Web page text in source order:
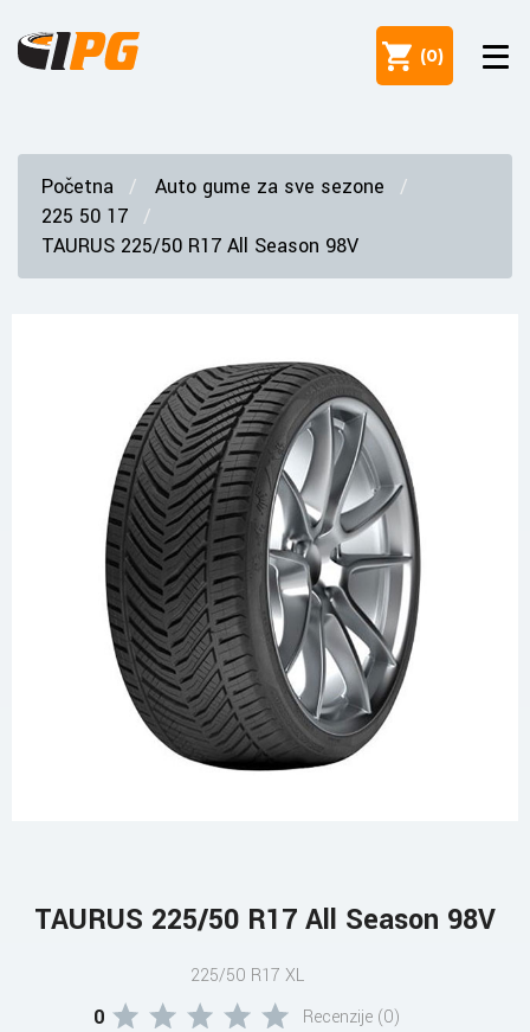
(0)
Početna
Auto gume za sve sezone
225 50 17
TAURUS 225/50 R17 All Season 98V
TAURUS 225/50 R17 All Season 98V
225/50 R17 XL
0 Recenzije (0)